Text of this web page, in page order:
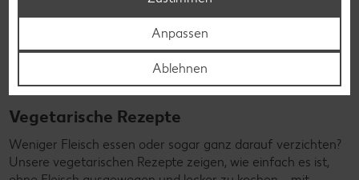
Vegetarische Rezepte
Weniger Fleisch essen oder sogar ganz darauf verzichten?
Unsere vegetarischen Rezepte zeigen, wie einfach es ist,
Anpassen
Ablehnen